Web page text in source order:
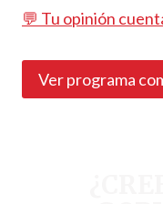
💬 Tu opinión
Ver programa